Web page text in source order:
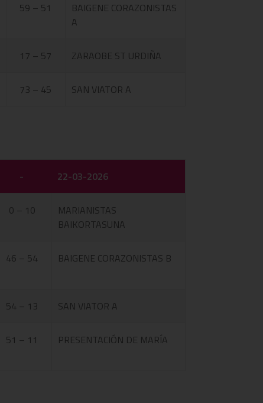
59 – 51
BAIGENE CORAZONISTAS
A
17 – 57 ZARAOBE ST URDIÑA
73 – 45 SAN VIATOR A
- 22-03-2026
0 – 10
MARIANISTAS
BAIKORTASUNA
46 – 54 BAIGENE CORAZONISTAS B
54 – 13 SAN VIATOR A
51 – 11 PRESENTACIÓN DE MARÍA